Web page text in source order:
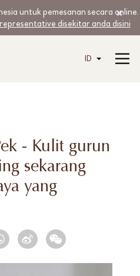
untuk pemesanan secara online.
disekitar anda disini
ID
- Kulit gurun
sekarang
yang